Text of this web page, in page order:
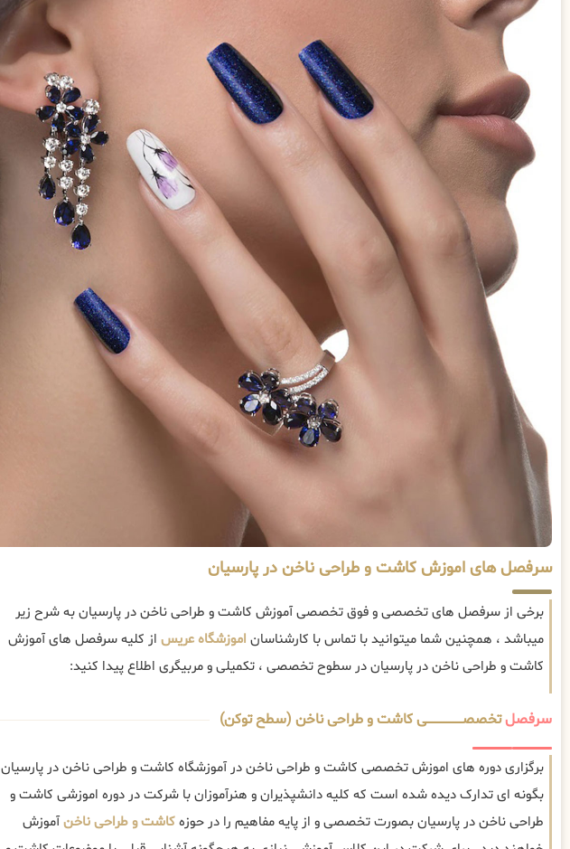
سرفصل های اموزش کاشت و طراحی ناخن در پارسیان
برخی از سرفصل های تخصصی و فوق تخصصی آموزش کاشت و طراحی ناخن در پارسیان به شرح زیر
میباشد ، همچنین شما میتوانید با تماس با کارشناسان اموزشگاه عریس از کلیه سرفصل های آموزش
کاشت و طراحی ناخن در پارسیان در سطوح تخصصی ، تکمیلی و مربیگری اطلاع پیدا کنید:
سرفصلتخصصــــــــــــــــــــی کاشت و طراحی ناخن (سطح توکن)
برگزاری دوره های اموزش تخصصی کاشت و طراحی ناخن در آموزشگاه کاشت و طراحی ناخن در پارسیان
بگونه ای تدارک دیده شده است که کلیه دانشپذیران و هنرآموزان با شرکت در دوره اموزشی کاشت و
طراحی ناخن در پارسیان بصورت تخصصی و از پایه مفاهیم را در حوزهکاشت و طراحی ناخنآموزش